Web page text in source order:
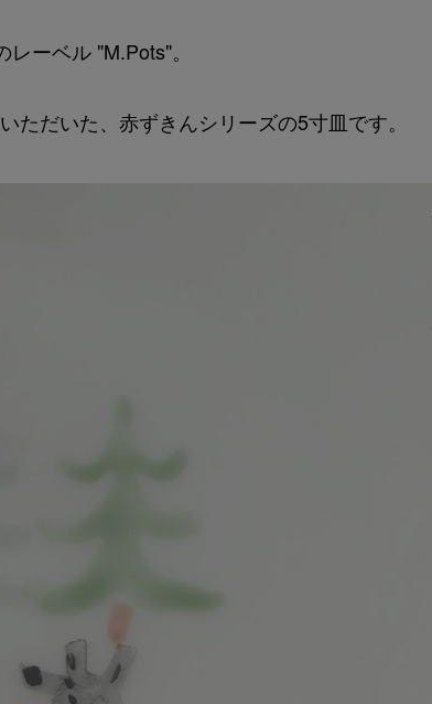
ーベル "M.Pots"。
だいた、赤ずきんシリーズの5寸皿です。